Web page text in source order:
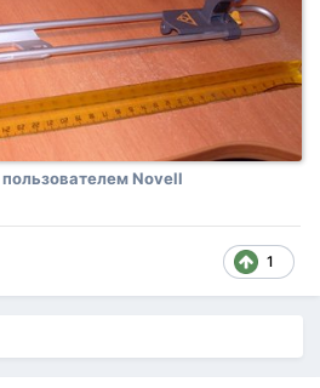
пользователем Novell
1